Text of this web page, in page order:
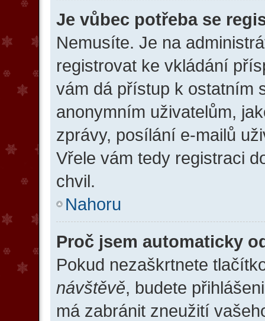
Je vůbec potřeba se
Nemusíte. Je na
registrovat ke vkládání
vám dá přístup k ostatním
anonymním uživatelům,
zprávy, posílání e-mailů
Vřele vám tedy registraci
chvil.
Nahoru
Proč jsem automaticky
Pokud nezaškrtnete
návštěvě, budete
má zabránit zneužití